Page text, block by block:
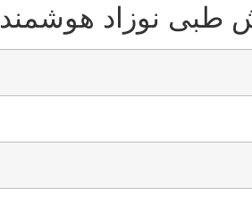
نوزاد هوشمند